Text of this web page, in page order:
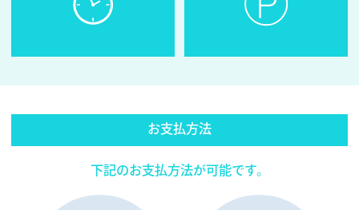
お支払方法
下記のお支払方法が可能です。